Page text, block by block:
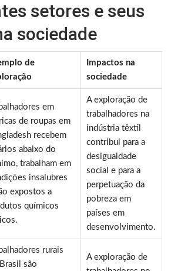
setores e seus
sociedade
de
Impactos na
sociedade
em
de roupas em
recebem
abaixo do
trabalham em
insalubres
expostos a
químicos
A exploração de
trabalhadores na
indústria têxtil
contribui para a
desigualdade
social e para a
perpetuação da
pobreza em
países em
desenvolvimento.
rurais
são
A exploração de